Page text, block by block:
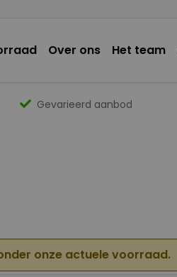
Over ons Het team
Gevarieerd aanbod
onze actuele voorraad.